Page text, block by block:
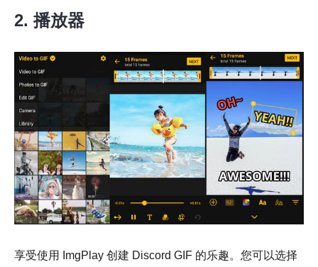
2. 播放器
享受使用 ImgPlay 创建 Discord GIF 的乐趣。您可以选择